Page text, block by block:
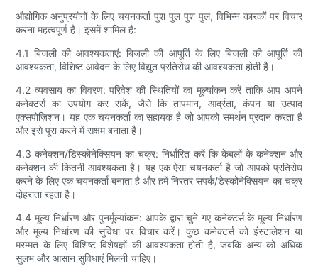
औद्योगिक अनुप्रयोगों के लिए चयनकर्ता पुश पुल पुश पुल, विभिन्न कारकों पर विचार
करना महत्वपूर्ण है। इसमें शामिल हैं:
4.1 बिजली की आवश्यकताएं: बिजली की आपूर्ति के लिए बिजली की आपूर्ति की
आवश्यकता, विशिष्ट आवेदन के लिए विद्युत प्रतिरोध की आवश्यकता होती है।
4.2 व्यवसाय का विवरण: परिवेश की स्थितियों का मूल्यांकन करें ताकि आप अपने
कनेक्टर्स का उपयोग कर सकें, जैसे कि तापमान, आर्द्रता, कंपन या उत्पाद
एक्सपोज़िशन। यह एक चयनकर्ता का सहायक है जो आपको समर्थन प्रदान करता है
और इसे पूरा करने में सक्षम बनाता है।
4.3 कनेक्शन/डिस्कोनेक्सियन का चक्र: निर्धारित करें कि केबलों के कनेक्शन और
कनेक्शन की कितनी आवश्यकता है। यह एक ऐसा चयनकर्ता है जो आपको प्रतिरोध
करने के लिए एक चयनकर्ता बनाता है और हमें निरंतर संपर्क/डेस्कोनेक्सियन का चक्र
दोहराता रहता है।
4.4 मूल्य निर्धारण और पुनर्मूल्यांकन: आपके द्वारा चुने गए कनेक्टर्स के मूल्य निर्धारण
और मूल्य निर्धारण की सुविधा पर विचार करें। कुछ कनेक्टर्स को इंस्टालेशन या
मरम्मत के लिए विशिष्ट विशेषज्ञों की आवश्यकता होती है, जबकि अन्य को अधिक
सुलभ और आसान सुविधाएं मिलनी चाहिए।